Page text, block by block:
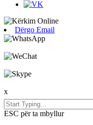
Dërgo Email
x
ESC për ta mbyllur